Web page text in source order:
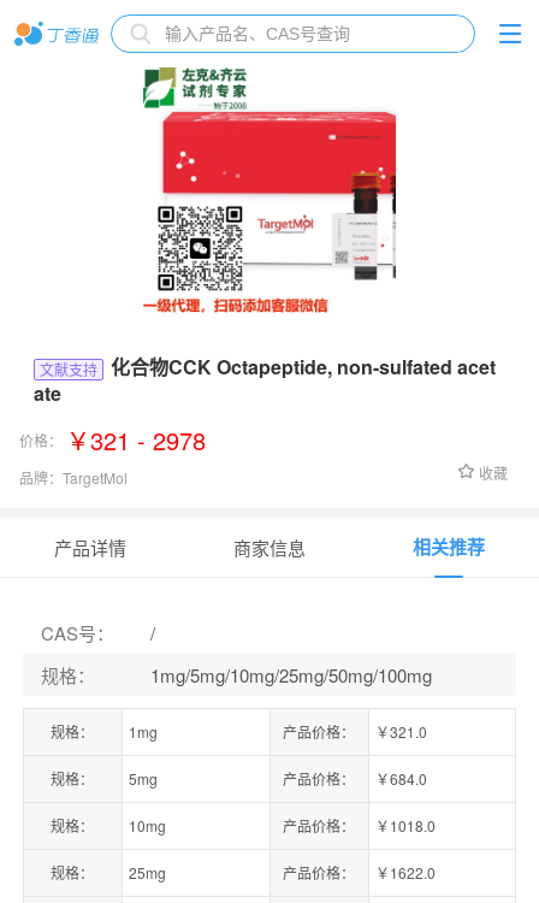
文献支持
化合物CCK Octapeptide, non-sulfated acet
ate
价格： ￥321 - 2978
品牌： TargetMol 收藏
产品详情 商家信息 相关推荐
CAS号：
/
规格： 1mg/5mg/10mg/25mg/50mg/100mg
规格： 1mg 产品价格： ￥321.0
规格： 5mg 产品价格： ￥684.0
规格： 10mg 产品价格： ￥1018.0
规格： 25mg 产品价格： ￥1622.0